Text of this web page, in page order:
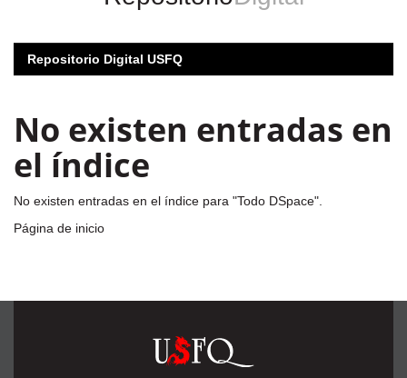
Repositorio Digital USFQ
No existen entradas en
el índice
No existen entradas en el índice para "Todo DSpace".
Página de inicio